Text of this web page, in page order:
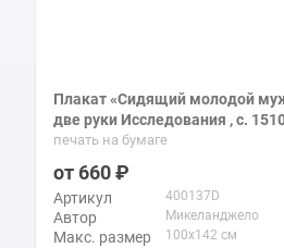
Плакат «Сидящий молодой
две руки Исследования , c.
печать на бумаге
660
Артикул 400137D
Автор Микеланджело
Макс. размер 100x142 см